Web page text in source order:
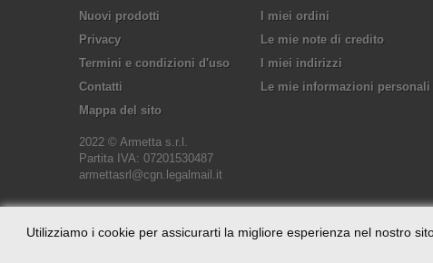
Nuovi prodotti
Privacy
Termini e condizioni d'uso
Contatti
Mappa del sito
2022 © Armetta s.r.l.
Partita IVA: 07201530487
armettasrl@cgn.legalmail.it
I miei ordini
Le mie note di credito
I miei indirizzi
Le mie informazioni personali
Utilizziamo i cookie per assicurarti la migliore esperienza nel nostro